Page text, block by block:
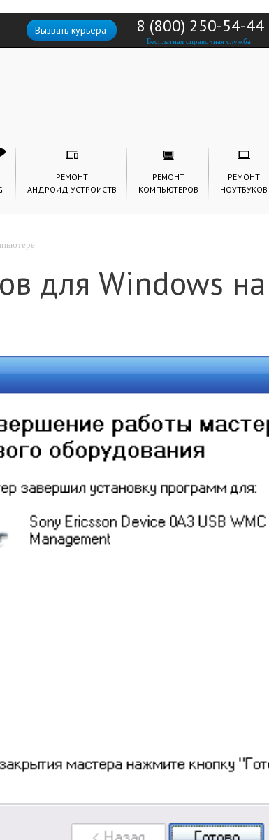
8 (800) 250-54-44
Бесплатная справочная служба
Вызвать курьера
РЕМОНТ
АНДРОИД УСТРОИСТВ
РЕМОНТ
КОМПЬЮТЕРОВ
РЕМОНТ
НОУТБУКОВ
для Windows на